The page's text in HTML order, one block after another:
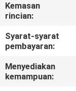
HUBUNGI
KAMI
BERITA
Kemasan
rincian:
Syarat-syarat
pembayaran:
Menyediakan
kemampuan: